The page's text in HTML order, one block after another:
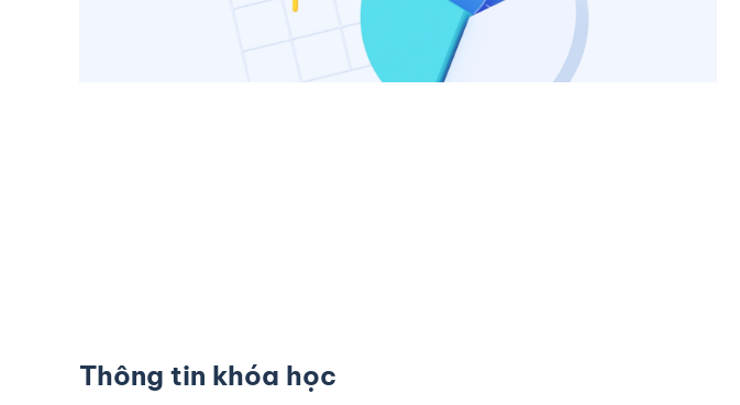
Thông tin khóa học